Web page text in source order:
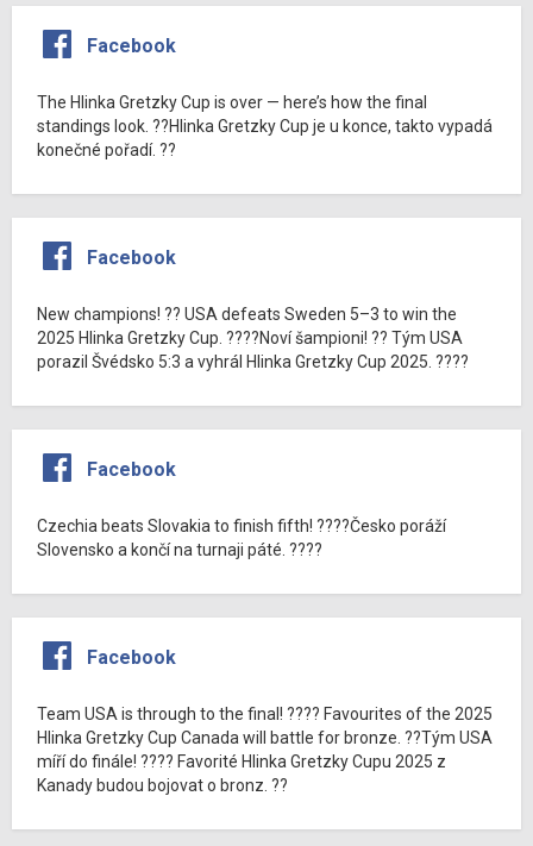
Facebook
The Hlinka Gretzky Cup is over — here’s how the final
standings look. ??Hlinka Gretzky Cup je u konce, takto vypadá
konečné pořadí. ??
Facebook
New champions! ?? USA defeats Sweden 5–3 to win the
2025 Hlinka Gretzky Cup. ????Noví šampioni! ?? Tým USA
porazil Švédsko 5:3 a vyhrál Hlinka Gretzky Cup 2025. ????
Facebook
Czechia beats Slovakia to finish fifth! ????Česko poráží
Slovensko a končí na turnaji páté. ????
Facebook
Team USA is through to the final! ???? Favourites of the 2025
Hlinka Gretzky Cup Canada will battle for bronze. ??Tým USA
míří do finále! ???? Favorité Hlinka Gretzky Cupu 2025 z
Kanady budou bojovat o bronz. ??